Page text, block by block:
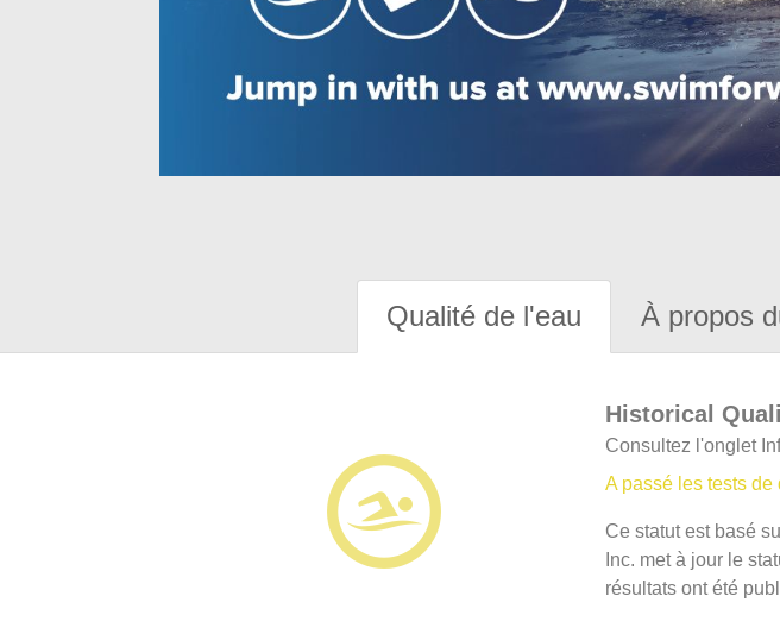
Qualité de l'eau À propos
Historical
Consultez l'onglet
A passé les tests
Ce statut est basé
Inc. met à jour le
résultats ont été